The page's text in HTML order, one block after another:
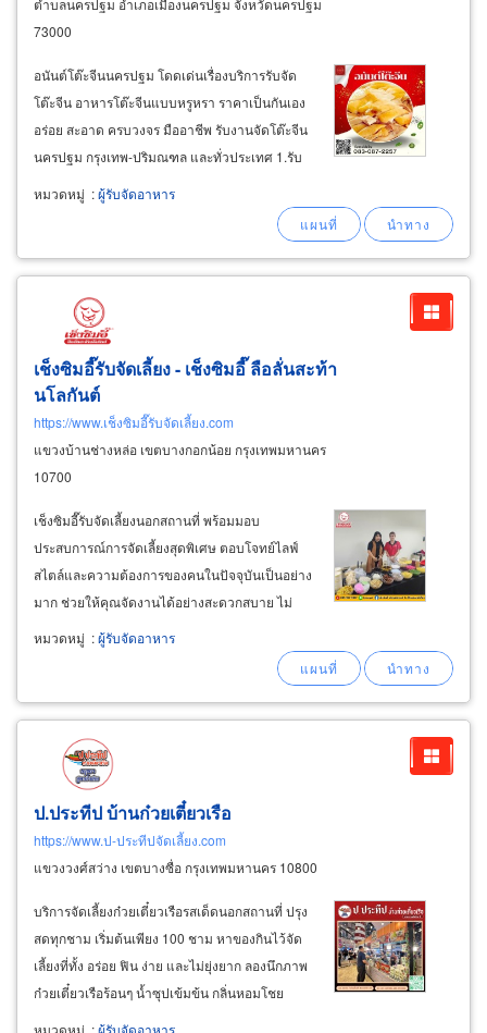
ตำบลนครปฐม อำเภอเมืองนครปฐม จังหวัดนครปฐม
73000
อนันต์โต๊ะจีนนครปฐม โดดเด่นเรื่องบริการรับจัด
โต๊ะจีน อาหารโต๊ะจีนแบบหรูหรา ราคาเป็นกันเอง
อร่อย สะอาด ครบวงจร มืออาชีพ รับงานจัดโต๊ะจีน
นครปฐม กรุงเทพ-ปริมณฑล และทั่วประเทศ 1.รับ
โต๊ะ เสิร์ฟอาหาร 8 อย่าง วัตถุดิบสดใหม่ สะอาด
หมวดหมู่ :ผู้รับจัดอาหาร
เช็งซิมอี๊รับจัดเลี้ยง - เช็งซิมอี๊ ลือลั่นสะท้า
นโลกันต์
https://www.เช็งซิมอี๊รับจัดเลี้ยง.com
แขวงบ้านช่างหล่อ เขตบางกอกน้อย กรุงเทพมหานคร
10700
เช็งซิมอี๊รับจัดเลี้ยงนอกสถานที่ พร้อมมอบ
ประสบการณ์การจัดเลี้ยงสุดพิเศษ ตอบโจทย์ไลฟ์
สไตล์และความต้องการของคนในปัจจุบันเป็นอย่าง
มาก ช่วยให้คุณจัดงานได้อย่างสะดวกสบาย ไม่
ต้องกังวลเรื่องการเตรียมอาหาร การจัดเตรียม
สถานที่ การบริการ เรามีทีมงานมืออาชีพดูแลให้ทุก
หมวดหมู่ :ผู้รับจัดอาหาร
ป.ประทีป บ้านก๋วยเตี๋ยวเรือ
https://www.ป-ประทีปจัดเลี้ยง.com
แขวงวงศ์สว่าง เขตบางซื่อ กรุงเทพมหานคร 10800
บริการจัดเลี้ยงก๋วยเตี๋ยวเรือรสเด็ดนอกสถานที่ ปรุง
สดทุกชาม เริ่มต้นเพียง 100 ชาม หาของกินไว้จัด
เลี้ยงที่ทั้ง อร่อย ฟิน ง่าย และไม่ยุ่งยาก ลองนึกภาพ
ก๋วยเตี๋ยวเรือร้อนๆ น้ำซุปเข้มข้น กลิ่นหอมโชย
หมวดหมู่ :ผู้รับจัดอาหาร